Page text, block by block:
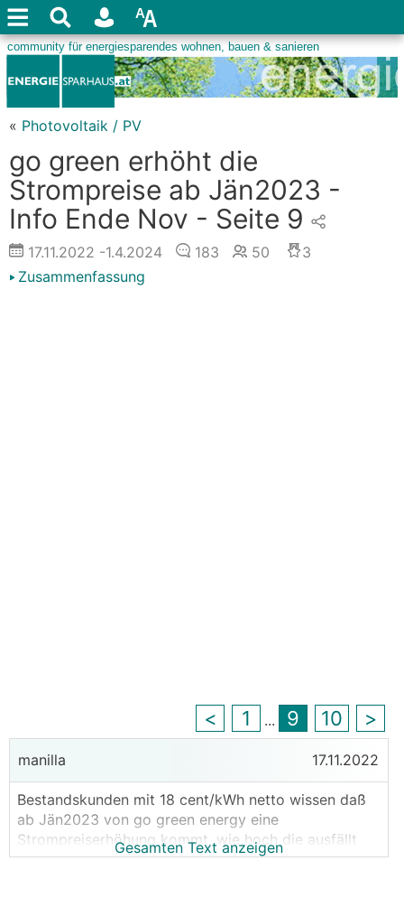
« Photovoltaik / PV
go green erhöht die
Strompreise ab Jän2023 -
Info Ende Nov - Seite 9
17.11.2022 -1.4.2024 183 50
3
Zusammenfassung
< 1 ... 9 10 >
manilla 17.11.2022
Bestandskunden mit 18 cent/kWh netto wissen daß
ab Jän2023 von go green energy eine
Strompreiserhöhung kommt, wie hoch die ausfällt
wird erst Ende Nov bekanntgegeben.😟
Gesamten Text anzeigen